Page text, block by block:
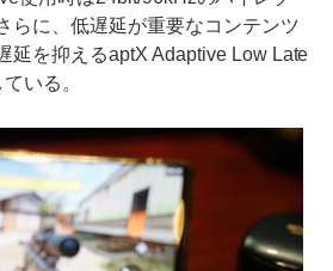
らに、低遅延が重要なコンテンツ
延を抑えるaptX Adaptive Low Late
いる。